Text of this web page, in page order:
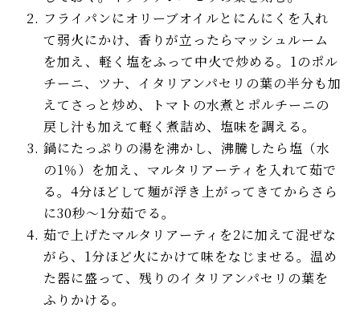
フライパンにオリーブオイルとにんにくを入れ
て弱火にかけ、香りが立ったらマッシュルーム
を加え、軽く塩をふって中火で炒める。1のポル
チーニ、ツナ、イタリアンパセリの葉の半分も加
えてさっと炒め、トマトの水煮とポルチーニの
戻し汁も加えて軽く煮詰め、塩味を調える。
鍋にたっぷりの湯を沸かし、沸騰したら塩（水
の1％）を加え、マルタリアーティを入れて茹で
る。4分ほどして麺が浮き上がってきてからさら
に30秒〜1分茹でる。
茹で上げたマルタリアーティを2に加えて混ぜな
がら、1分ほど火にかけて味をなじませる。温め
た器に盛って、残りのイタリアンパセリの葉を
ふりかける。